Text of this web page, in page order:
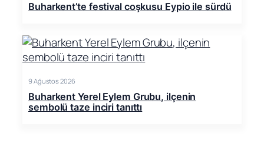
Buharkent’te festival coşkusu Eypio ile sürdü
9 Ağustos 2026
Buharkent Yerel Eylem Grubu, ilçenin
sembolü taze inciri tanıttı